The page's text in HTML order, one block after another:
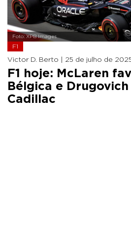
Foto: XPB Images
F1
Victor D. Berto | 25 de julho de
F1 hoje: McLaren
Bélgica e
Cadillac